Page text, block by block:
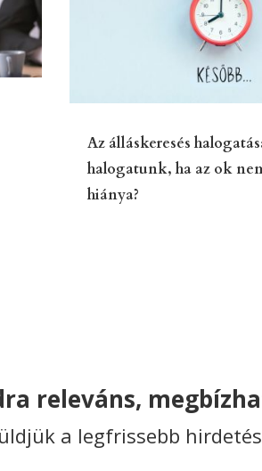
Az álláskeresés
halogatunk, ha az ok
hiánya?
releváns,
a legfrissebb